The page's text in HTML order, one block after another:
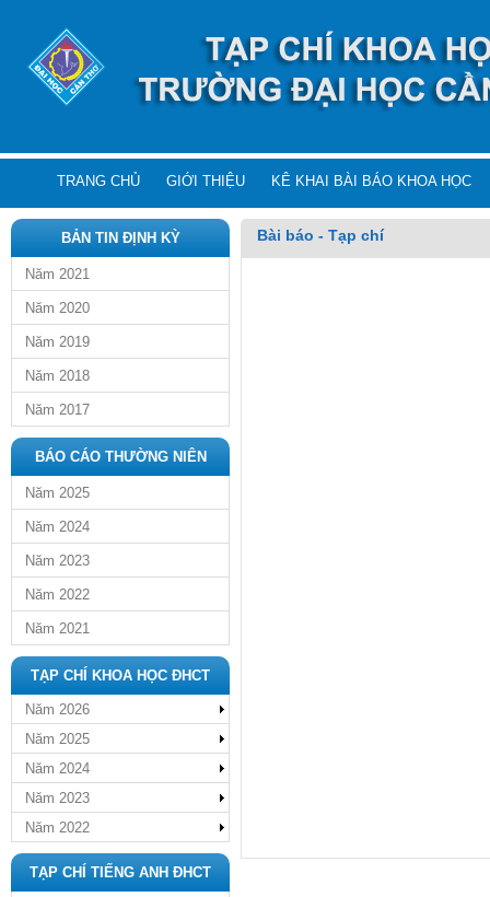
TRANG CHỦ GIỚI THIỆU KÊ KHAI BÀI BÁO KHOA HỌC
BẢN TIN ĐỊNH KỲ
Năm 2021
Năm 2020
Năm 2019
Năm 2018
Năm 2017
BÁO CÁO THƯỜNG NIÊN
Năm 2025
Năm 2024
Năm 2023
Năm 2022
Năm 2021
TẠP CHÍ KHOA HỌC ĐHCT
Năm 2026
Năm 2025
Năm 2024
Năm 2023
Năm 2022
TẠP CHÍ TIẾNG ANH ĐHCT
Bài báo - Tạp chí